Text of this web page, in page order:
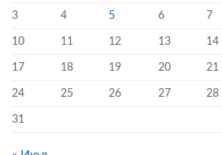
3 4 5 6 7
10 11 12 13 14
17 18 19 20 21
24 25 26 27 28
31